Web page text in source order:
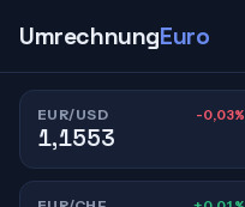
UmrechnungEuro
EUR/USD -0,03%
1,1553